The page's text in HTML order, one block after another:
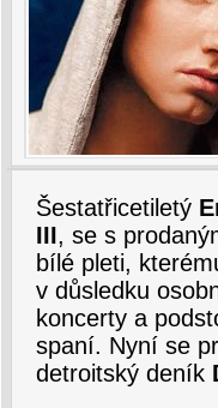
Šestatřicetiletý
III, se s
bílé pleti,
v důsledku
koncerty a
spaní. Nyní se
detroitský deník